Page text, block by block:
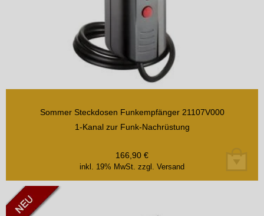
Sommer Steckdosen Funkempfänger 21107V000
1-Kanal zur Funk-Nachrüstung
inkl. 19% MwSt. zzgl. Versand
166,90 €